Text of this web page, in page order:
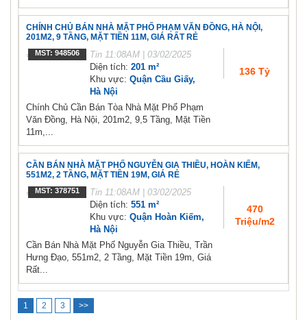
CHÍNH CHỦ BÁN NHÀ MẶT PHỐ PHẠM VĂN ĐỒNG, HÀ NỘI,
201M2, 9 TẦNG, MẶT TIỀN 11M, GIÁ RẤT RẺ
MST: 948506 Tin 11:08AM | 03/02/2025
Diện tích: 201 m²
Khu vực: Quận Cầu Giấy,
Hà Nội
136 Tỷ
Chính Chủ Cần Bán Tòa Nhà Mặt Phố Phạm
Văn Đồng, Hà Nội, 201m2, 9,5 Tầng, Mặt Tiền
11m,...
CẦN BÁN NHÀ MẶT PHỐ NGUYỄN GIA THIỀU, HOÀN KIẾM,
551M2, 2 TẦNG, MẶT TIỀN 19M, GIÁ RẺ
MST: 378751 Tin 11:08AM | 03/02/2025
Diện tích: 551 m²
Khu vực: Quận Hoàn Kiếm,
Hà Nội
470
Triệu/m2
Cần Bán Nhà Mặt Phố Nguyễn Gia Thiều, Trần
Hưng Đạo, 551m2, 2 Tầng, Mặt Tiền 19m, Giá
Rất...
1 2 3 >>